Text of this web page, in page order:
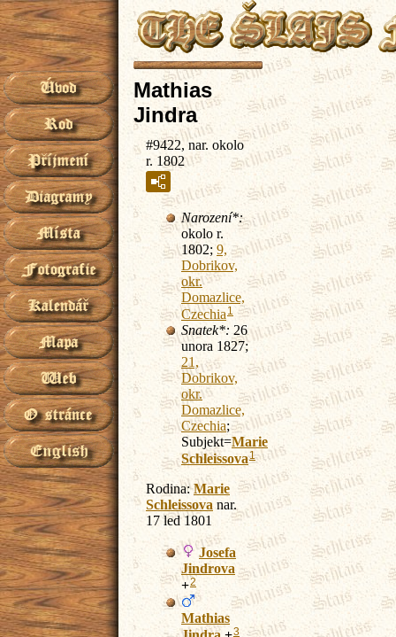
Mathias
Jindra
#9422, nar. okolo
r. 1802
Narození*:
okolo r.
1802; 9,
Dobrikov,
okr.
Domazlice,
Czechia 1
Snatek*: 26
unora 1827;
21,
Dobrikov,
okr.
Domazlice,
Czechia;
Subjekt=Marie
Schleissova1
Rodina:Marie
Schleissova nar.
17 led 1801
Josefa
Jindrova
+2
Mathias
3